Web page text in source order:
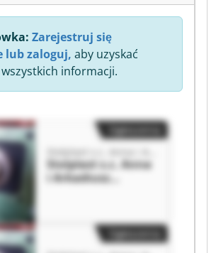
Zarejestruj się
lub zaloguj, aby uzyskać
informacji.
Stolplast s.c. Anna
i Arkadiusz
i Arkadiusz
Kaczyńscy
Ogłoszenia